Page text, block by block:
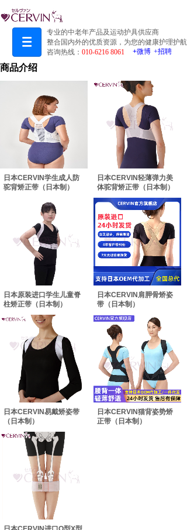
专业的中老年产品及运动护具供应商
整合国内外的优质资源，为您的健康护理护航
咨询热线： 010-6216 8061​ +微博​ +招聘
商品介绍
日本CERVIN学生成人防
驼背矫正带（日本制）
日本CERVIN轻薄弹力美
体驼背矫正带（日本制）
日本原装进口学生儿童脊
柱矫正带（日本制）
日本CERVIN肩胛骨矫姿
带（日本制）
日本CERVIN易戴矫姿带
（日本制）
日本CERVIN猫背姿势矫
正带（日本制）